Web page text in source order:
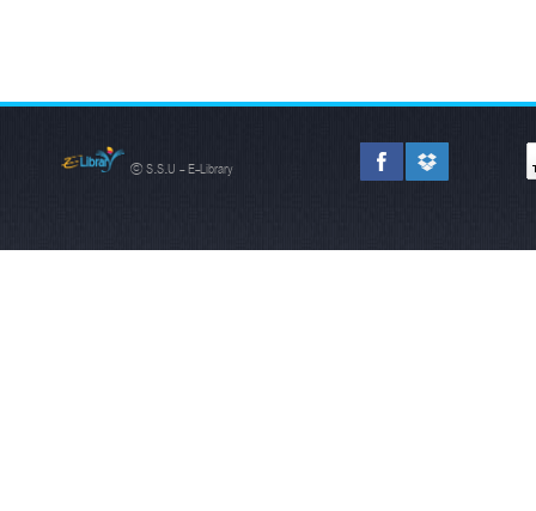
© S.S.U - E-Library